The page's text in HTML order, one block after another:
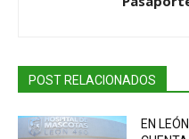
POST RELACIONADOS
EN